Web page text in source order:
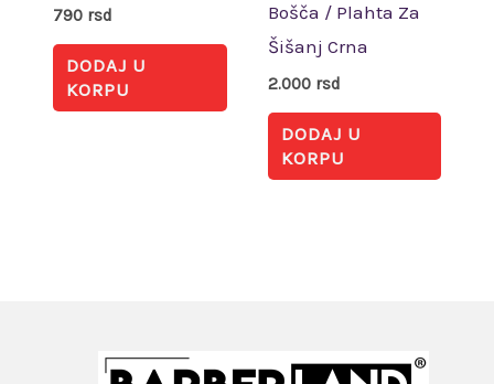
790 rsd
DODAJ U
KORPU
Bošča / Plahta Za
Šišanj Crna
2.000 rsd
DODAJ U
KORPU